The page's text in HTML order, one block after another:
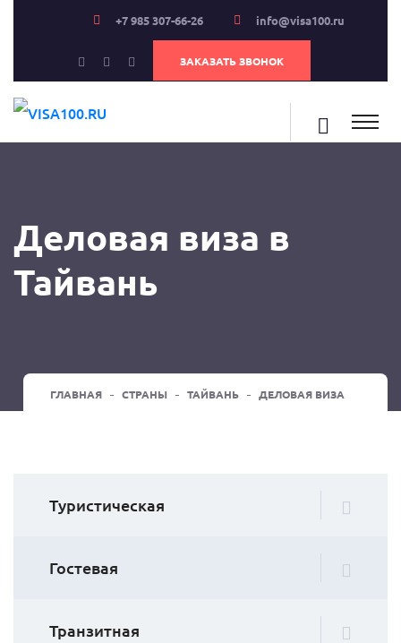
+7 985 307-66-26 info@visa100.ru
ЗАКАЗАТЬ ЗВОНОК
Деловая виза в
Тайвань
ГЛАВНАЯ СТРАНЫ ТАЙВАНЬ ДЕЛОВАЯ ВИЗА
Туристическая
Гостевая
Транзитная